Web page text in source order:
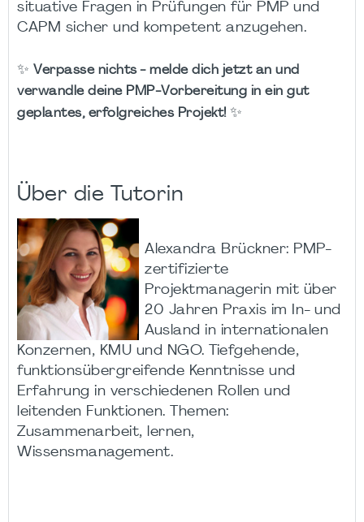
situative Fragen in Prüfungen für PMP und
CAPM sicher und kompetent anzugehen.
✨ Verpasse nichts - melde dich jetzt an und
verwandle deine PMP-Vorbereitung in ein gut
geplantes, erfolgreiches Projekt! ✨
Über die Tutorin
Alexandra Brückner: PMP-
zertifizierte
Projektmanagerin mit über
20 Jahren Praxis im In- und
Ausland in internationalen
Konzernen, KMU und NGO. Tiefgehende,
funktionsübergreifende Kenntnisse und
Erfahrung in verschiedenen Rollen und
leitenden Funktionen. Themen:
Zusammenarbeit, lernen,
Wissensmanagement.